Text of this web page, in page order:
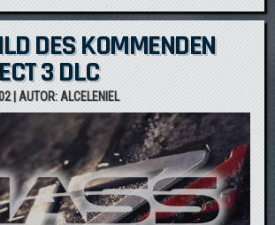
DES KOMMENDEN
3 DLC
| AUTOR:ALCELENIEL